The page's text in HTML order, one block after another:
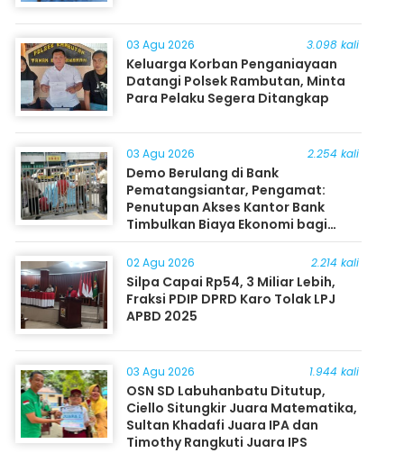
03 Agu 2026 3.098 kali
Keluarga Korban Penganiayaan
Datangi Polsek Rambutan, Minta
Para Pelaku Segera Ditangkap
03 Agu 2026 2.254 kali
Demo Berulang di Bank
Pematangsiantar, Pengamat:
Penutupan Akses Kantor Bank
Timbulkan Biaya Ekonomi bagi
Masyarakat
02 Agu 2026 2.214 kali
Silpa Capai Rp54, 3 Miliar Lebih,
Fraksi PDIP DPRD Karo Tolak LPJ
APBD 2025
03 Agu 2026 1.944 kali
OSN SD Labuhanbatu Ditutup,
Ciello Situngkir Juara Matematika,
Sultan Khadafi Juara IPA dan
Timothy Rangkuti Juara IPS